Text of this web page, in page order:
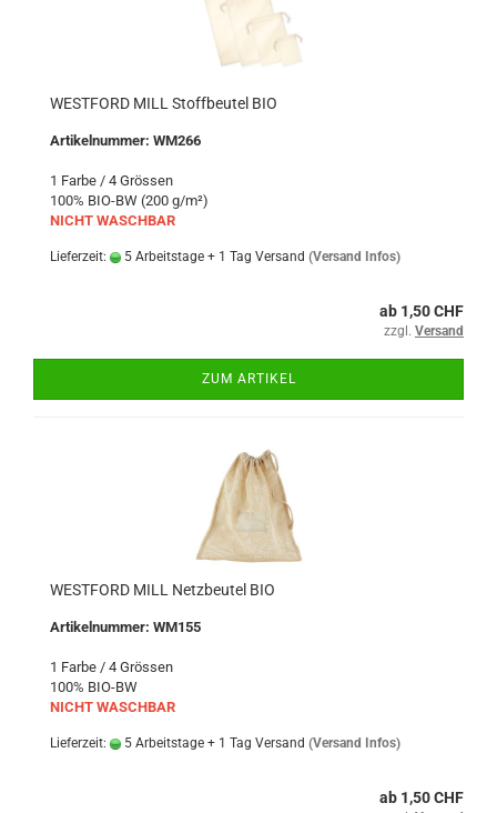
WESTFORD MILL Stoffbeutel BIO
Artikelnummer: WM266
1 Farbe / 4 Grössen
100% BIO-BW (200 g/m²)
NICHT WASCHBAR
Lieferzeit: 5 Arbeitstage + 1 Tag Versand (Versand Infos)
ab 1,50 CHF
zzgl. Versand
ZUM ARTIKEL
WESTFORD MILL Netzbeutel BIO
Artikelnummer: WM155
1 Farbe / 4 Grössen
100% BIO-BW
NICHT WASCHBAR
Lieferzeit: 5 Arbeitstage + 1 Tag Versand (Versand Infos)
ab 1,50 CHF